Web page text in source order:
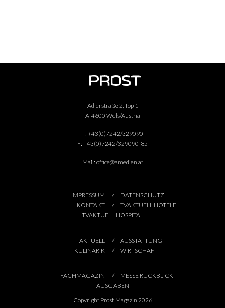
Adlerstraße 2, Top 1
A-4600 Wels/Austria
T: +43(0)7242/329090
F: +43(0)7242/329090-85
Mail: office@amedien.at
IMPRESSUM
DATENSCHUTZ
KONTAKT
TVAKTUELL HOTELE
TVAKTUELL HOSPITAL
AKTUELL
AUSSTATTUNG
KULINARIK
WIRTSCHAFT
FACHMAGAZIN
MESSE RÜCKBLICK
AUSGABEN
Copyright Prost Magazin 2026